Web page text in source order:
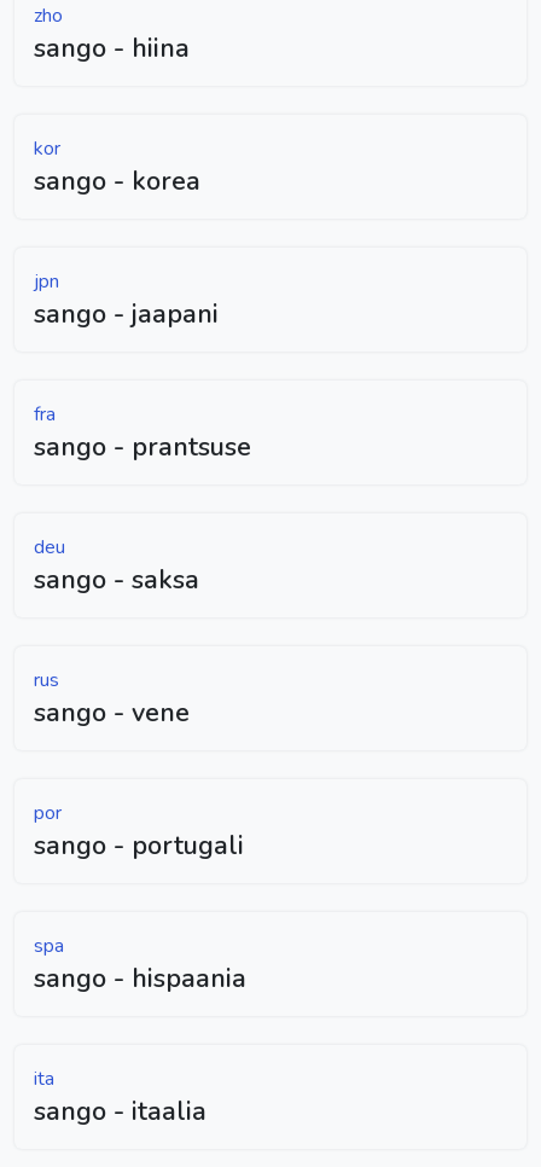
zho
sango - hiina
kor
sango - korea
jpn
sango - jaapani
fra
sango - prantsuse
deu
sango - saksa
rus
sango - vene
por
sango - portugali
spa
sango - hispaania
ita
sango - itaalia